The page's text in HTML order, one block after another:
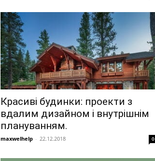
Красиві будинки: проекти з
вдалим дизайном і внутрішнім
плануванням.
maxwelhelp - 22.12.2018 0